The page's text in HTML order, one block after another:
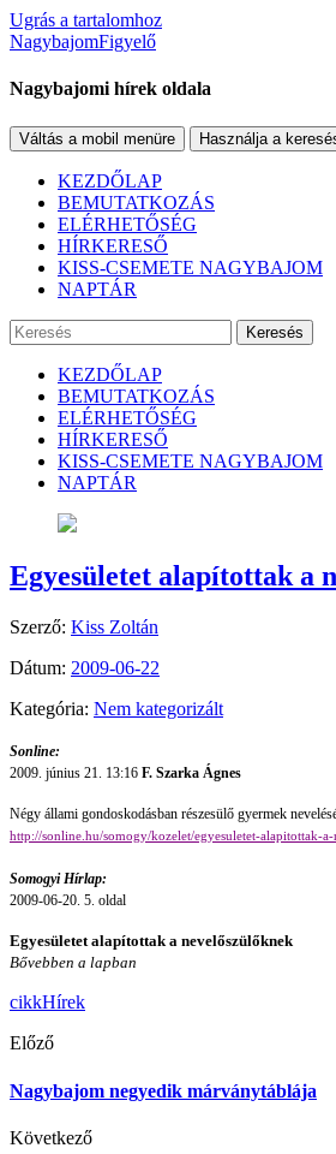
Ugrás a tartalomhoz
NagybajomFigyelő
Nagybajomi hírek oldala
Váltás a mobil menüre Használja a
KEZDŐLAP
BEMUTATKOZÁS
ELÉRHETŐSÉG
HÍRKERESŐ
KISS-CSEMETE NAGYBAJOM
NAPTÁR
Keresés
KEZDŐLAP
BEMUTATKOZÁS
ELÉRHETŐSÉG
HÍRKERESŐ
KISS-CSEMETE NAGYBAJOM
NAPTÁR
Egyesületet alapítottak a
Szerző: Kiss Zoltán
Dátum: 2009-06-22
Kategória: Nem kategorizált
Sonline:
2009. június 21. 13:16 F. Szarka Ágnes
Négy állami gondoskodásban részesülő gyermek
http://sonline.hu/somogy/kozelet/egyesuletet-alapitottak-
Somogyi Hírlap:
2009-06-20. 5. oldal
Egyesületet alapítottak a nevelőszülőknek
Bővebben a lapban
cikkHírek
Előző
Nagybajom negyedik márványtáblája
Következő